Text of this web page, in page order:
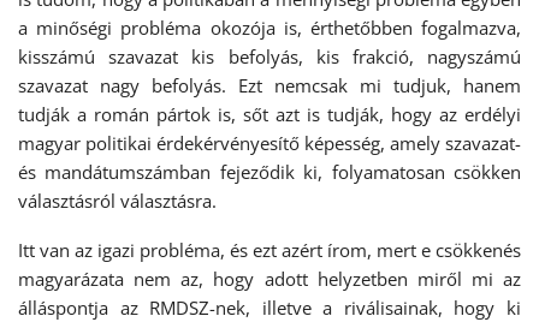
a minőségi probléma okozója is, érthetőbben fogalmazva,
kisszámú szavazat kis befolyás, kis frakció, nagyszámú
szavazat nagy befolyás. Ezt nemcsak mi tudjuk, hanem
tudják a román pártok is, sőt azt is tudják, hogy az erdélyi
magyar politikai érdekérvényesítő képesség, amely szavazat-
és mandátumszámban fejeződik ki, folyamatosan csökken
választásról választásra.
Itt van az igazi probléma, és ezt azért írom, mert e csökkenés
magyarázata nem az, hogy adott helyzetben miről mi az
álláspontja az RMDSZ-nek, illetve a riválisainak, hogy ki